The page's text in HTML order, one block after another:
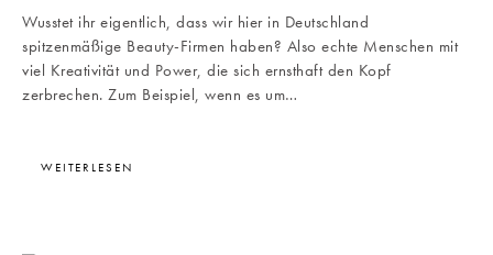
Wusstet ihr eigentlich, dass wir hier in Deutschland
spitzenmäßige Beauty-Firmen haben? Also echte Menschen mit
viel Kreativität und Power, die sich ernsthaft den Kopf
zerbrechen. Zum Beispiel, wenn es um…
WEITERLESEN